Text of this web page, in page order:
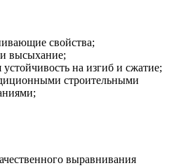
свойства;
высыхание;
на изгиб и сжатие;
строительными
выравнивания